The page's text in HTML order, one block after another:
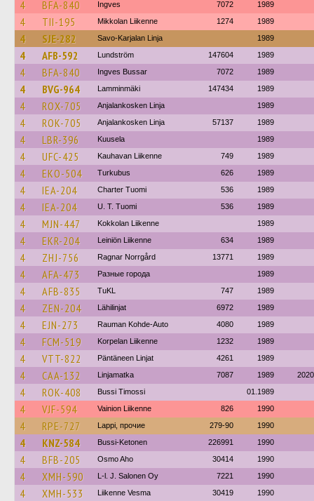
4 BFA-840 Ingves 7072 1989
4 TII-195 Mikkolan Liikenne 1274 1989
4 SJE-282 Savo-Karjalan Linja 1989
4 AFB-592 Lundström 147604 1989
4 BFA-840 Ingves Bussar 7072 1989
4 BVG-964 Lamminmäki 147434 1989
4 ROX-705 Anjalankosken Linja 1989
4 ROK-705 Anjalankosken Linja 57137 1989
4 LBR-396 Kuusela 1989
4 UFC-425 Kauhavan Liikenne 749 1989
4 EKO-504 Turkubus 626 1989
4 IEA-204 Charter Tuomi 536 1989
4 IEA-204 U. T. Tuomi 536 1989
4 MJN-447 Kokkolan Liikenne 1989
4 EKR-204 Leiniön Liikenne 634 1989
4 ZHJ-756 Ragnar Norrgård 13771 1989
4 AFA-473 Разные города 1989
4 AFB-835 TuKL 747 1989
4 ZEN-204 Lähilinjat 6972 1989
4 EJN-273 Rauman Kohde-Auto 4080 1989
4 FCM-519 Korpelan Liikenne 1232 1989
4 VTT-822 Päntäneen Linjat 4261 1989
4 CAA-132 Linjamatka 7087 1989 2020
4 ROK-408 Bussi Timossi 01.1989
4 VJF-594 Vainion Liikenne 826 1990
4 RPE-727 Lappi, прочие 279-90 1990
4 KNZ-584 Bussi-Ketonen 226991 1990
4 BFB-205 Osmo Aho 30414 1990
4 XMH-590 L-l. J. Salonen Oy 7221 1990
4 XMH-533 Liikenne Vesma 30419 1990